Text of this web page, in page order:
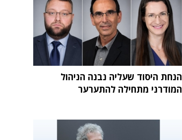
הנחת היסוד שעליה נבנה הניהול
המודרני מתחילה להתערער